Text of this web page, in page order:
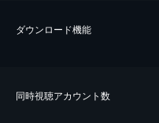
ダウンロード機能
同時視聴アカウント数